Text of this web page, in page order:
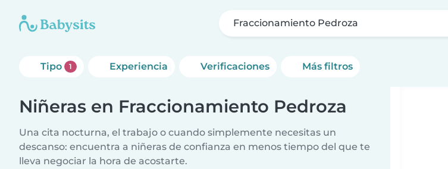
Fraccionamiento Pedroza
Tipo 1 Experiencia Verificaciones Más filtros
Niñeras en Fraccionamiento Pedroza
Una cita nocturna, el trabajo o cuando simplemente necesitas un
descanso: encuentra a niñeras de confianza en menos tiempo del que te
lleva negociar la hora de acostarte.